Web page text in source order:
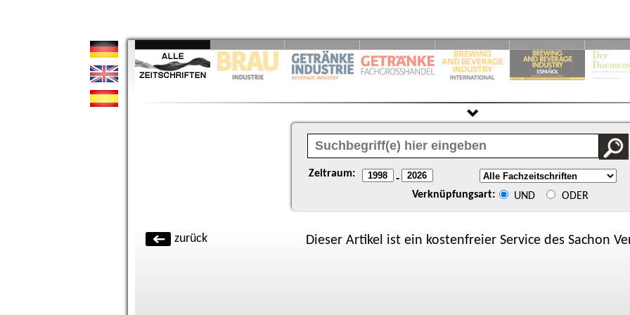
Zeitraum: -
Verknüpfungsart: UND ODER
zurück Dieser Artikel ist ein kostenfreier Service des Sachon